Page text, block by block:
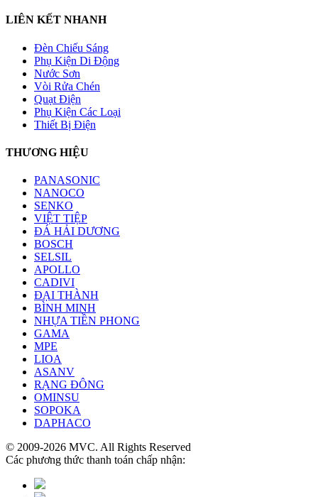
LIÊN KẾT NHANH
Đèn Chiếu Sáng
Phụ Kiện Di Động
Nước Sơn
Vòi Rửa Chén
Quạt Điện
Phụ Kiện Các Loại
Thiết Bị Điện
THƯƠNG HIỆU
PANASONIC
NANOCO
SENKO
VIỆT TIỆP
ĐÁ HẢI DƯƠNG
BOSCH
SELSIL
APOLLO
CADIVI
ĐẠI THÀNH
BÌNH MINH
NHỰA TIỀN PHONG
GAMA
MPE
LIOA
ASANV
RẠNG ĐÔNG
OMINSU
SOPOKA
DAPHACO
© 2009-2026 MVC. All Rights Reserved
Các phương thức thanh toán chấp nhận: